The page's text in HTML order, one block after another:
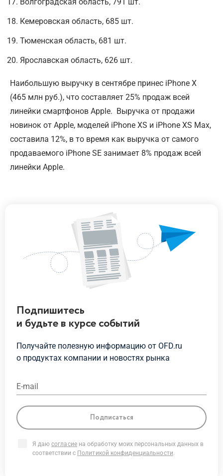
Кемеровская область, 685 шт.
Тюменская область, 681 шт.
Ярославская область, 626 шт.
Наибольшую выручку в сентябре принес iPhone X
(465 млн руб.), что составляет 25% продаж всей
линейки смартфонов Apple. Выручка от продажи
новинок от Apple, моделей iPhone XS и iPhone XS Max,
составила 12%, в то время как выручка от самого
продаваемого iPhone SE занимает 8% продаж всей
линейки Apple.
Подпишитесь
и будьтев курсесобытий
Получайте полезную информацию от OFD.ru
о продуктах компании и новостях рынка
E-mail
Подписаться
Я даю согласиена обработку моих персональных данных в
соответствии с Политикой конфиденциальности.